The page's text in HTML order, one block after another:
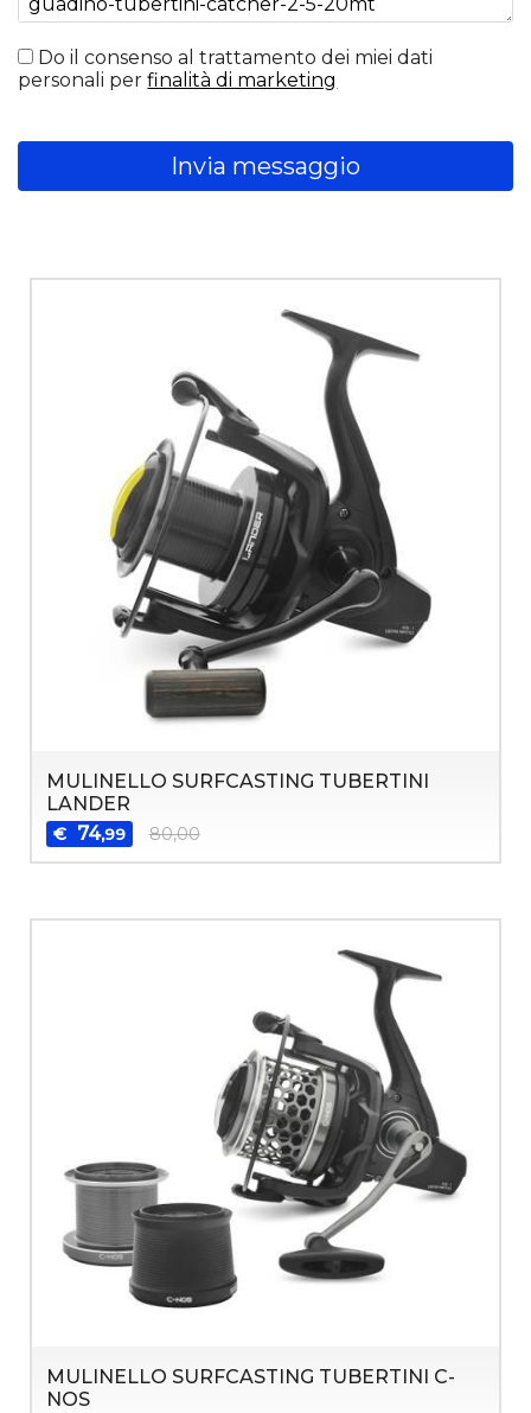
Do il consenso al trattamento dei miei dati
personali perfinalità di marketing
Invia messaggio
MULINELLO SURFCASTING TUBERTINI
LANDER
€ 74,99 80,00
MULINELLO SURFCASTING TUBERTINI C-
NOS